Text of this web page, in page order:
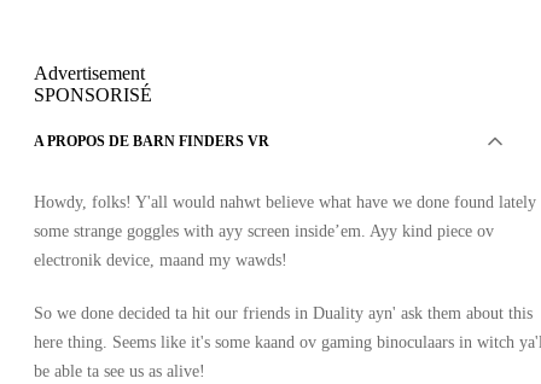
Advertisement
SPONSORISÉ
A PROPOS DE BARN FINDERS VR
Howdy, folks! Y'all would nahwt believe what have we done found lately
some strange goggles with ayy screen inside’em. Ayy kind piece ov
electronik device, maand my wawds!
So we done decided ta hit our friends in Duality ayn' ask them about this
here thing. Seems like it's some kaand ov gaming binoculaars in witch
be able ta see us as alive!